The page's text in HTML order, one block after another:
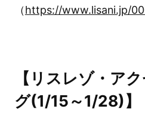
（https://www.lisani.jp/
【リスレゾ・ア
グ(1/15～1/28)】